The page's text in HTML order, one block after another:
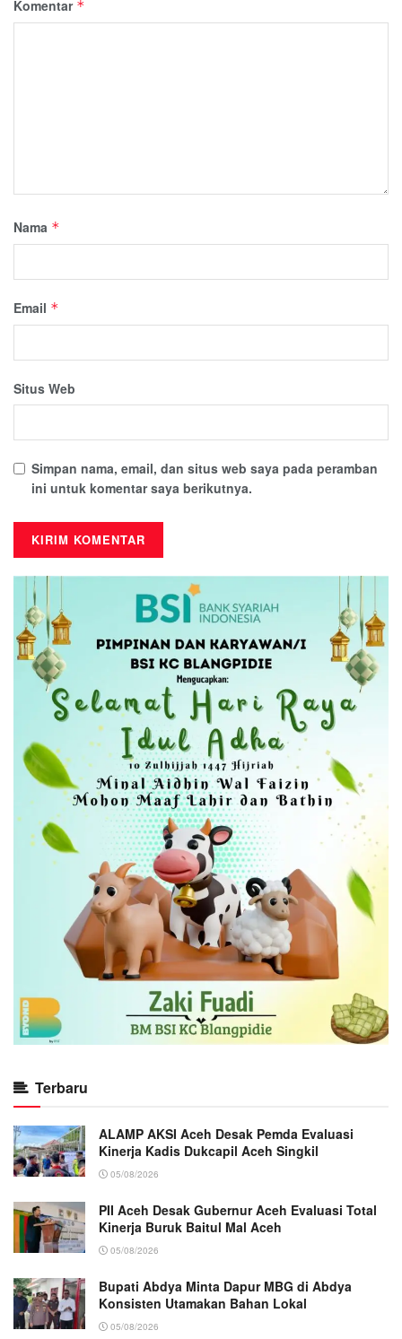
Komentar *
Nama *
Email *
Situs Web
Simpan nama, email, dan situs web saya pada peramban
ini untuk komentar saya berikutnya.
Terbaru
ALAMP AKSI Aceh Desak Pemda Evaluasi
Kinerja Kadis Dukcapil Aceh Singkil
05/08/2026
PII Aceh Desak Gubernur Aceh Evaluasi Total
Kinerja Buruk Baitul Mal Aceh
05/08/2026
Bupati Abdya Minta Dapur MBG di Abdya
Konsisten Utamakan Bahan Lokal
05/08/2026